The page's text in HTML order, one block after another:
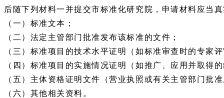
后随下列材料一并提交市标准化研究院，申请材料应当
（一）标准文本；
（二）法定主管部门批准发布该标准的文件；
（三）标准项目的技术水平证明（如标准审查时的专家
（四）标准项目的实施情况证明（如推广、应用并取得
（五）主体资格证明文件（营业执照或有关主管部门批
（六）其他相关资料。